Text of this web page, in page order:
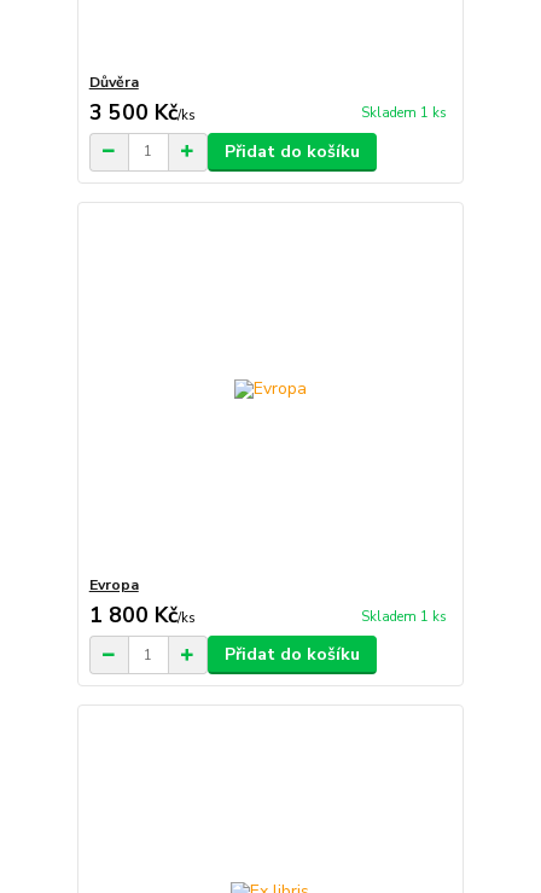
Důvěra
3 500 Kč/ks Skladem 1 ks
Přidat do košíku
Evropa
1 800 Kč/ks Skladem 1 ks
Přidat do košíku